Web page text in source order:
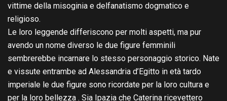
vittime della misoginia e delfanatismo dogmatico e
religioso.
Le loro leggende differiscono per molti aspetti, ma pur
avendo un nome diverso le due figure femminili
sembrerebbe incarnare lo stesso personaggio storico. Nate
e vissute entrambe ad Alessandria d’Egitto in età tardo
imperiale le due figure sono ricordate per la loro cultura e
per la loro bellezza . Sia Ipazia che Caterina ricevettero